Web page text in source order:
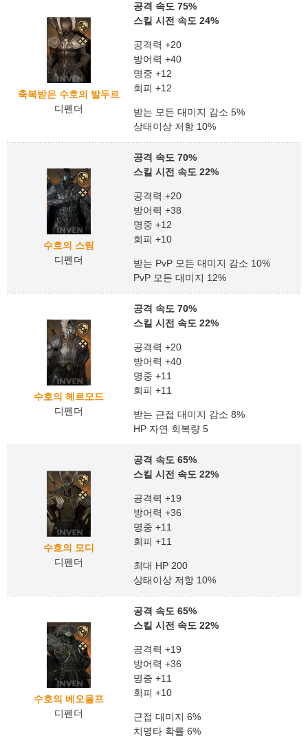
축복받은 수호의 발두르
디펜더
공격 속도 75%
스킬 시전 속도 24%
공격력 +20
방어력 +40
명중 +12
회피 +12
받는 모든 대미지 감소 5%
상태이상 저항 10%
수호의 스림
디펜더
공격 속도 70%
스킬 시전 속도 22%
공격력 +20
방어력 +38
명중 +12
회피 +10
받는 PvP 모든 대미지 감소 10%
PvP 모든 대미지 12%
수호의 헤르모드
디펜더
공격 속도 70%
스킬 시전 속도 22%
공격력 +20
방어력 +40
명중 +11
회피 +11
받는 근접 대미지 감소 8%
HP 자연 회복량 5
수호의 모디
디펜더
공격 속도 65%
스킬 시전 속도 22%
공격력 +19
방어력 +36
명중 +11
회피 +11
최대 HP 200
상태이상 저항 10%
수호의 베오울프
디펜더
공격 속도 65%
스킬 시전 속도 22%
공격력 +19
방어력 +36
명중 +11
회피 +10
근접 대미지 6%
치명타 확률 6%